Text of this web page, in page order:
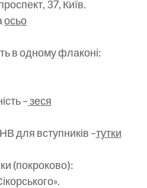
37, Київ.
осьо
в одному флаконі:
–зеся
для вступників –тутки
(покроково):